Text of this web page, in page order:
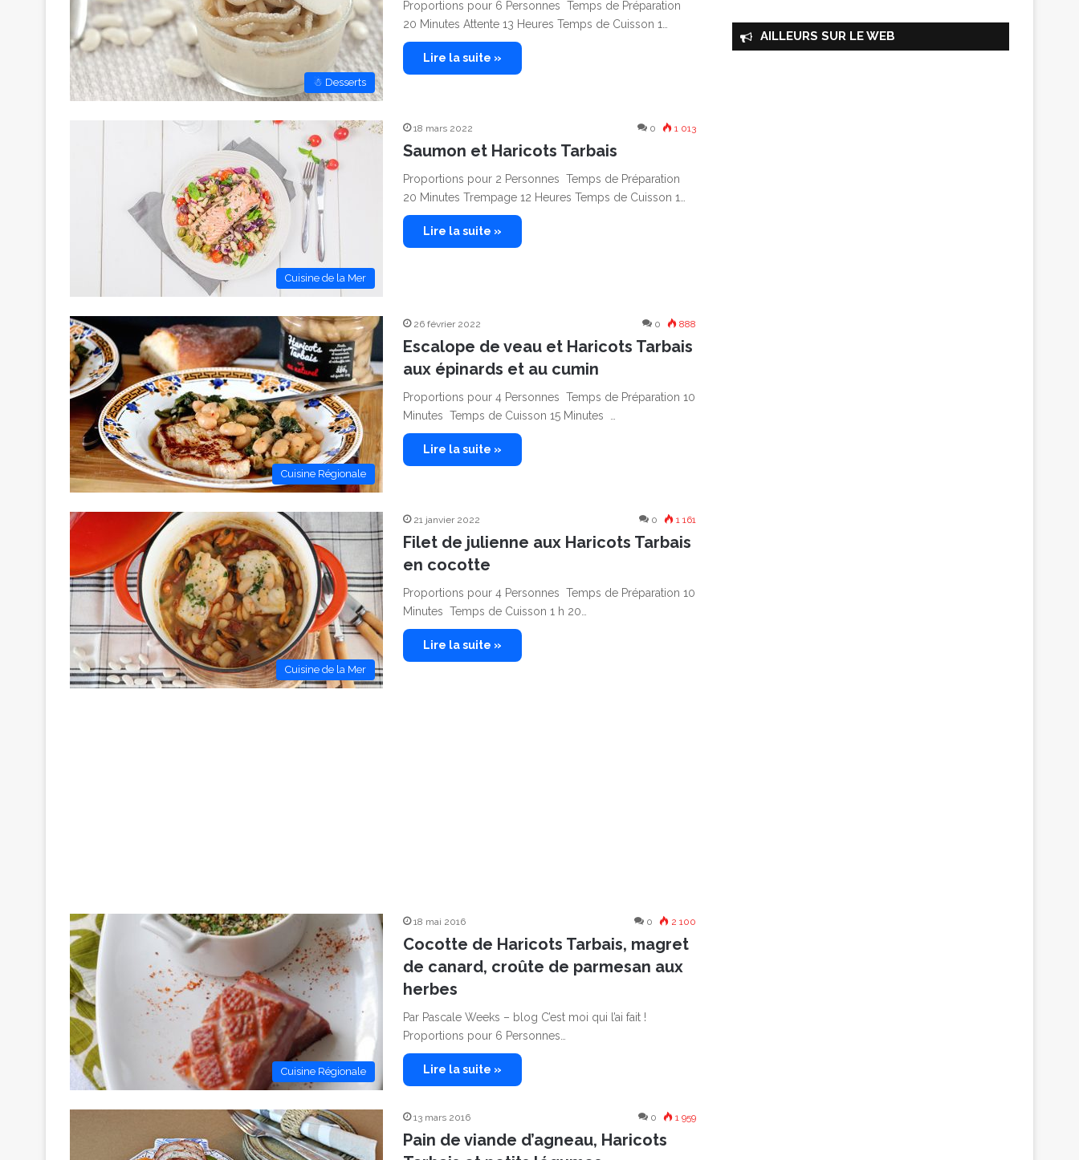
☃ Desserts
Proportions pour 6 Personnes Temps de Préparation
20 Minutes Attente 13 Heures Temps de Cuisson 1…
Lire la suite »
Cuisine de la Mer
18 mars 2022 0 1 013
Saumon et Haricots Tarbais
Proportions pour 2 Personnes Temps de Préparation
20 Minutes Trempage 12 Heures Temps de Cuisson 1…
Lire la suite »
Cuisine Régionale
26 février 2022 0 888
Escalope de veau et Haricots Tarbais
aux épinards et au cumin
Proportions pour 4 Personnes Temps de Préparation 10
Minutes Temps de Cuisson 15 Minutes …
Lire la suite »
Cuisine de la Mer
21 janvier 2022 0 1 161
Filet de julienne aux Haricots Tarbais
en cocotte
Proportions pour 4 Personnes Temps de Préparation 10
Minutes Temps de Cuisson 1 h 20…
Lire la suite »
Cuisine Régionale
18 mai 2016 0 2 100
Cocotte de Haricots Tarbais, magret
de canard, croûte de parmesan aux
herbes
Par Pascale Weeks – blog C’est moi qui l’ai fait !
Proportions pour 6 Personnes…
Lire la suite »
13 mars 2016 0 1 959
Pain de viande d’agneau, Haricots
AILLEURS SUR LE WEB